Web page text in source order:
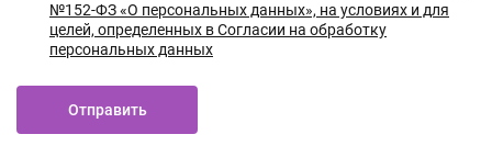
№152-ФЗ «О персональных данных», на условиях и для
целей, определенных в Согласии на обработку
персональных данных
Отправить